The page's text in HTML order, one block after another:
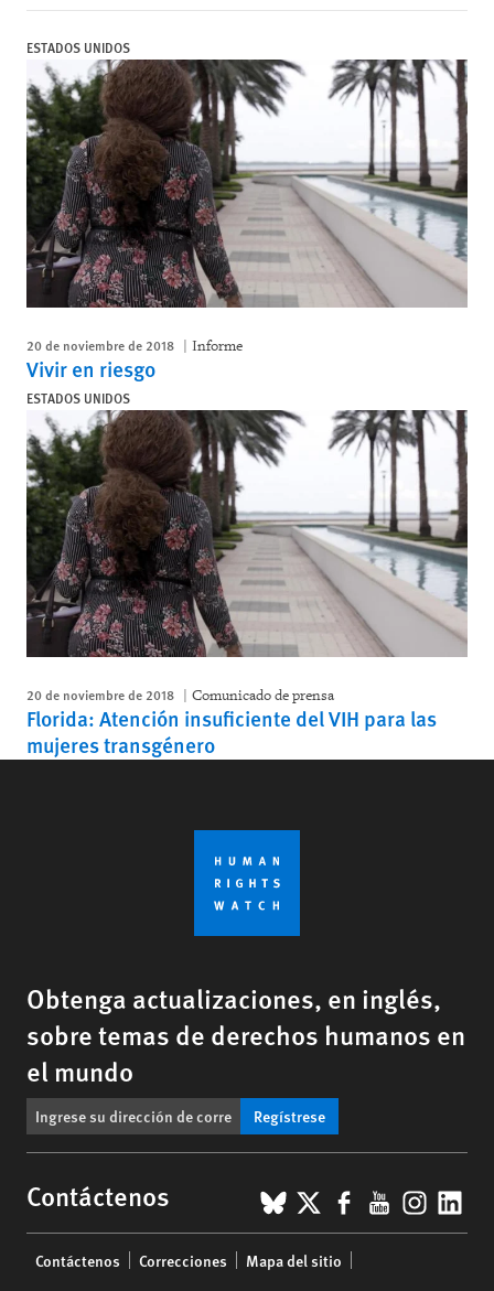
ESTADOS UNIDOS
20 de noviembre de 2018 Informe
Vivir en riesgo
ESTADOS UNIDOS
20 de noviembre de 2018 Comunicado de prensa
Florida: Atención insuficiente del VIH para las
mujeres transgénero
Obtenga actualizaciones, en inglés,
sobre temas de derechos humanos en
el mundo
Regístrese
Contáctenos BlueSky
X Facebook
YouTube
menu
Contáctenos Correcciones
Mapa del sitio